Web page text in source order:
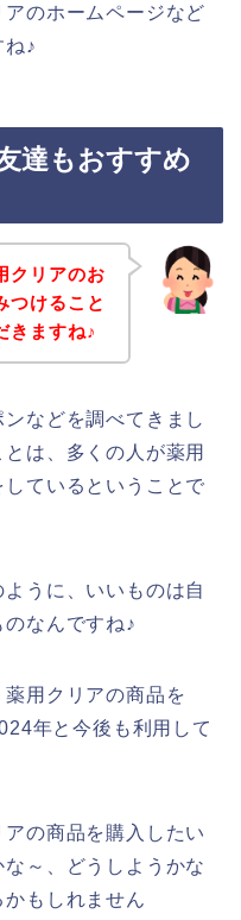
のホームページなど
ね♪
達もおすすめ
クリアのお
つけること
きますね♪
などを調べてきまし
は、多くの人が薬用
ているということで
うに、いいものは自
なんですね♪
用クリアの商品を
年と今後も利用して
の商品を購入したい
～、どうしようかな
もしれません